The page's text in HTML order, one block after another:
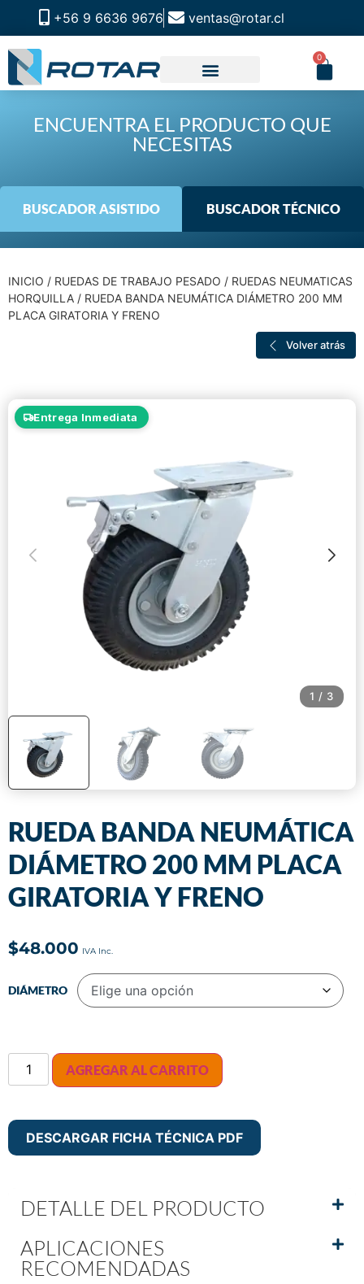
+56 9 6636 9676 ventas@rotar.cl
0
ENCUENTRA EL PRODUCTO QUE
NECESITAS
BUSCADOR ASISTIDO BUSCADOR TÉCNICO
INICIO / RUEDAS DE TRABAJO PESADO / RUEDAS NEUMATICAS
HORQUILLA / RUEDA BANDA NEUMÁTICA DIÁMETRO 200 MM
PLACA GIRATORIA Y FRENO
Volver atrás
Entrega Inmediata
1 / 3
RUEDA BANDA NEUMÁTICA
DIÁMETRO 200 MM PLACA
GIRATORIA Y FRENO
$48.000
DIÁMETRO
AGREGAR AL CARRITO
DESCARGAR FICHA TÉCNICA PDF
DETALLE DEL PRODUCTO
APLICACIONES
RECOMENDADAS